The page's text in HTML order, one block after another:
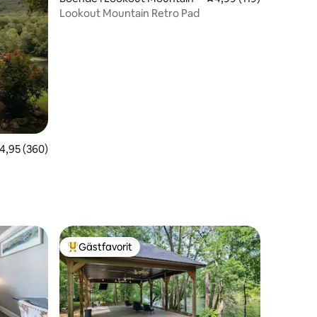
av 5 i genomsnittligt betyg, 360 omdömen
4,95 (360)
Lookout Mountain Retro Pad
Populär gästfavorit
Gästfavorit